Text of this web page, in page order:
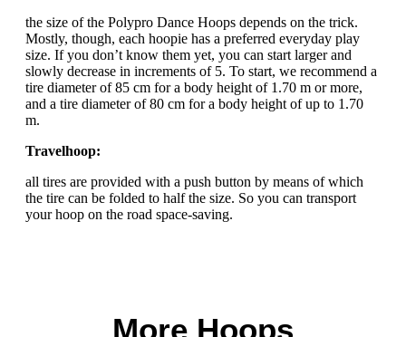
the size of the Polypro Dance Hoops depends on the trick.
Mostly, though, each hoopie has a preferred everyday play
size. If you don’t know them yet, you can start larger and
slowly decrease in increments of 5. To start, we recommend a
tire diameter of 85 cm for a body height of 1.70 m or more,
and a tire diameter of 80 cm for a body height of up to 1.70
m.
Travelhoop:
all tires are provided with a push button by means of which
the tire can be folded to half the size. So you can transport
your hoop on the road space-saving.
More Hoops